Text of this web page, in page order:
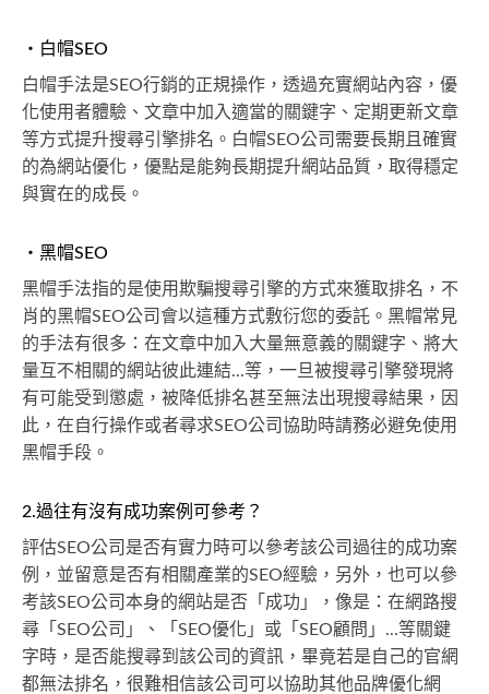
・白帽SEO
白帽手法是SEO行銷的正規操作，透過充實網站內容，優
化使用者體驗、文章中加入適當的關鍵字、定期更新文章
等方式提升搜尋引擎排名。白帽SEO公司需要長期且確實
的為網站優化，優點是能夠長期提升網站品質，取得穩定
與實在的成長。
・黑帽SEO
黑帽手法指的是使用欺騙搜尋引擎的方式來獲取排名，不
肖的黑帽SEO公司會以這種方式敷衍您的委託。黑帽常見
的手法有很多：在文章中加入大量無意義的關鍵字、將大
量互不相關的網站彼此連結...等，一旦被搜尋引擎發現將
有可能受到懲處，被降低排名甚至無法出現搜尋結果，因
此，在自行操作或者尋求SEO公司協助時請務必避免使用
黑帽手段。
2.過往有沒有成功案例可參考？
評估SEO公司是否有實力時可以參考該公司過往的成功案
例，並留意是否有相關產業的SEO經驗，另外，也可以參
考該SEO公司本身的網站是否「成功」，像是：在網路搜
尋「SEO公司」、「SEO優化」或「SEO顧問」...等關鍵
字時，是否能搜尋到該公司的資訊，畢竟若是自己的官網
都無法排名，很難相信該公司可以協助其他品牌優化網